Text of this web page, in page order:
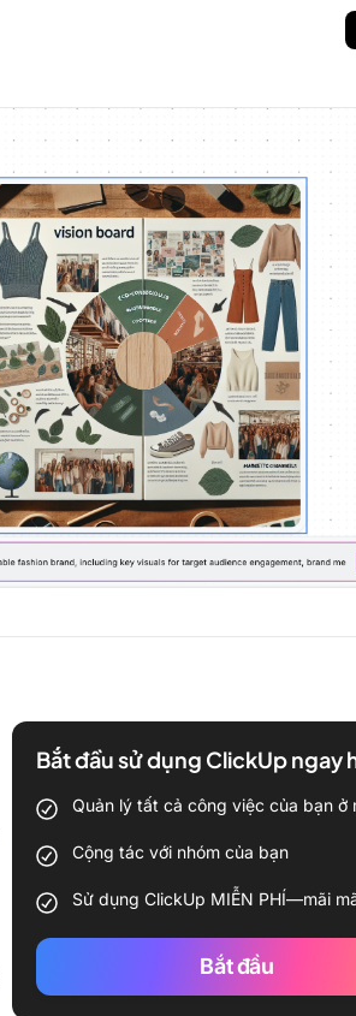
Bắt đầu sử dụng ClickUp ngay
Quản lý tất cả công việc của bạn ở
Cộng tác với nhóm của bạn
Sử dụng ClickUp MIỄN PHÍ—mãi
Bắt đầu